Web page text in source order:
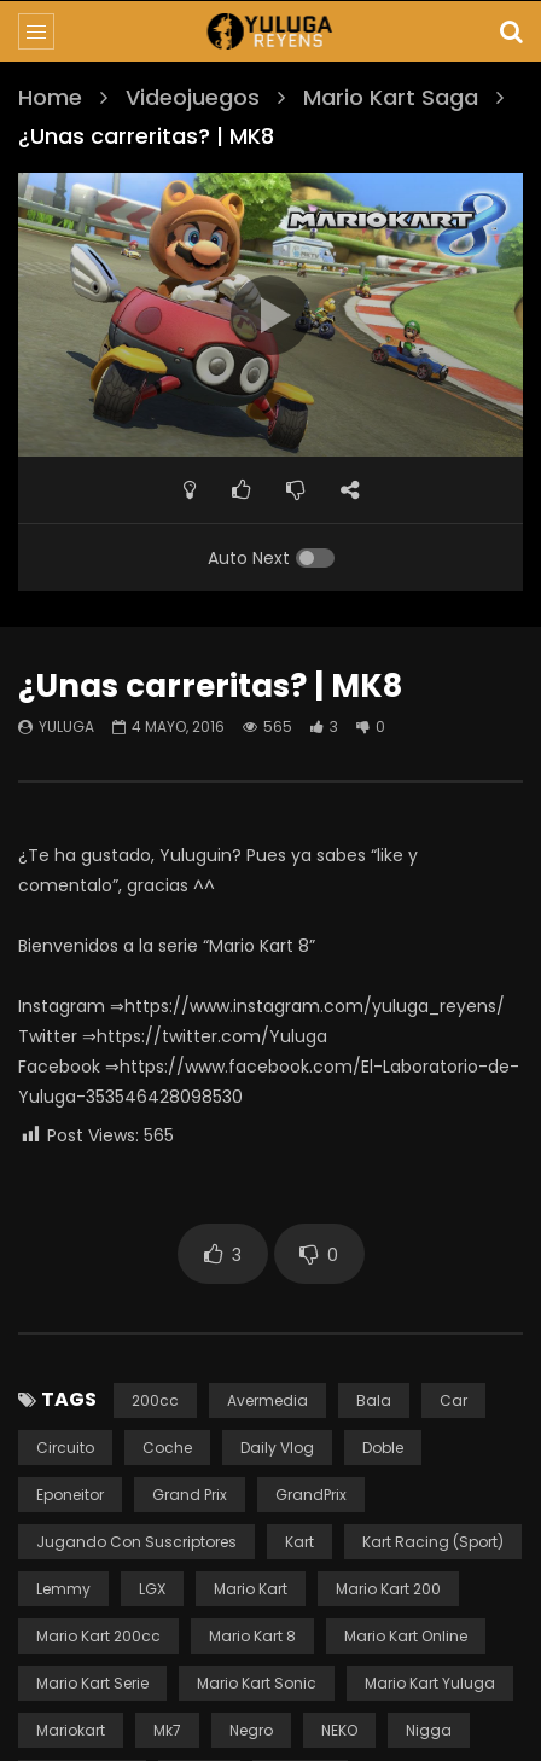
Home Videojuegos
Mario Kart Saga
¿Unas carreritas? | MK8
Auto Next
¿Unas carreritas? | MK8
YULUGA 4 MAYO, 2016 565 3 0
¿Te ha gustado, Yuluguin? Pues ya sabes “like y
comentalo”, gracias ^^
Bienvenidos a la serie “Mario Kart 8”
Instagram ⇒https://www.instagram.com/yuluga_reyens/
Twitter ⇒https://twitter.com/Yuluga
Facebook ⇒https://www.facebook.com/El-Laboratorio-de-
Yuluga-353546428098530
Post Views: 565
3 0
TAGS 200cc Avermedia Bala Car
Circuito Coche Daily Vlog Doble
Eponeitor Grand Prix GrandPrix
Jugando Con Suscriptores Kart Kart Racing (Sport)
Lemmy LGX Mario Kart Mario Kart 200
Mario Kart 200cc Mario Kart 8 Mario Kart Online
Mario Kart Serie Mario Kart Sonic Mario Kart Yuluga
Mariokart Mk7 Negro NEKO Nigga